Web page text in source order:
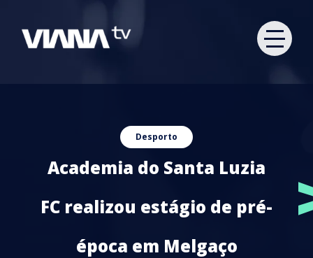
Desporto
Academia do Santa Luzia
FC realizou estágio de pré-
época em Melgaço